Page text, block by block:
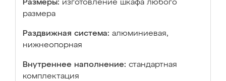
Размеры: изготовление шкафа любого
размера
Раздвижная система: алюминиевая,
нижнеопорная
Внутреннее наполнение: стандартная
комплектация